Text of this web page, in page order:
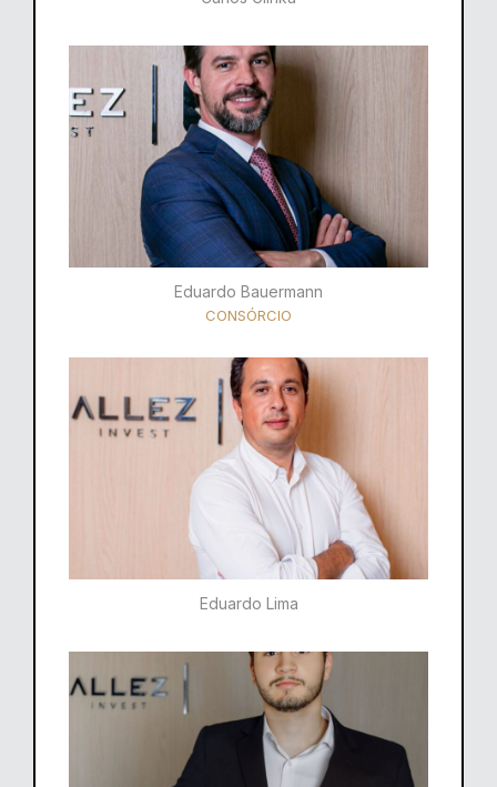
Eduardo Bauermann
CONSÓRCIO
Eduardo Lima